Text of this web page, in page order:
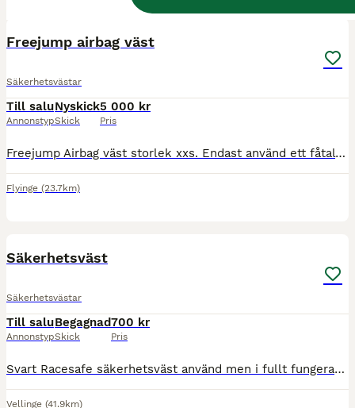
Freejump airbag väst
Säkerhetsvästar
Till salu
Annonstyp
Nyskick
Skick
5 000 kr
Pris
Freejump Airbag väst storlek xxs. Endast använd ett fåtal gånger, aldrig utlöst, väldigt fint skick.
Flyinge (23.7km)
Säkerhetsväst
Säkerhetsvästar
Till salu
Annonstyp
Begagnad
Skick
700 kr
Pris
Svart Racesafe säkerhetsväst använd men i fullt fungerande skick! St L Child. Finns i Vellinge. Ska den skickas får köparen stå för frakten.
Vellinge (41.9km)